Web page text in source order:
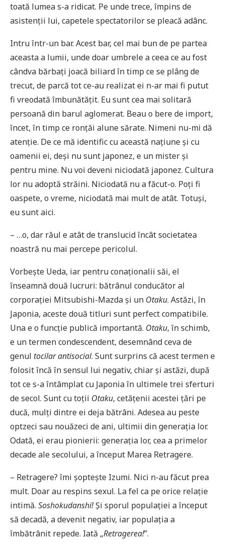
toată lumea s-a ridicat. Pe unde trece, împins de
asistenții lui, capetele spectatorilor se pleacă adânc.
Intru într-un bar. Acest bar, cel mai bun de pe partea
aceasta a lumii, unde doar umbrele a ceea ce au fost
cândva bărbați joacă biliard în timp ce se plâng de
trecut, de parcă tot ce-au realizat ei n-ar mai fi putut
fi vreodată îmbunătățit. Eu sunt cea mai solitară
persoană din barul aglomerat. Beau o bere de import,
încet, în timp ce ronțăi alune sărate. Nimeni nu-mi dă
atenție. De ce mă identific cu această națiune și cu
oamenii ei, deși nu sunt japonez, e un mister și
pentru mine. Nu voi deveni niciodată japonez. Cultura
lor nu adoptă străini. Niciodată nu a făcut-o. Poți fi
oaspete, o vreme, niciodată mai mult de atât. Totuși,
eu sunt aici.
– …o, dar răul e atât de translucid încât societatea
noastră nu mai percepe pericolul.
Vorbește Ueda, iar pentru conaționalii săi, el
înseamnă două lucruri: bătrânul conducător al
corporației Mitsubishi-Mazda și un Otaku. Astăzi, în
Japonia, aceste două titluri sunt perfect compatibile.
Una e o funcție publică importantă. Otaku, în schimb,
e un termen condescendent, desemnând ceva de
genul tocilar antisocial. Sunt surprins că acest termen e
folosit încă în sensul lui negativ, chiar și astăzi, după
tot ce s-a întâmplat cu Japonia în ultimele trei sferturi
de secol. Sunt cu toții Otaku, cetățenii acestei țări pe
ducă, mulți dintre ei deja bătrâni. Adesea au peste
optzeci sau nouăzeci de ani, ultimii din generația lor.
Odată, ei erau pionierii: generația lor, cea a primelor
decade ale secolului, a început Marea Retragere.
– Retragere? îmi șoptește Izumi. Nici n-au făcut prea
mult. Doar au respins sexul. La fel ca pe orice relație
intimă. Soshokudanshi!Și sporul populației a început
să decadă, a devenit negativ, iar populația a
îmbătrânit repede. Iată „Retragerea!”.